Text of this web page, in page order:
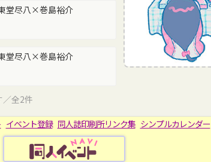
堂尽八×巻島裕介
堂尽八×巻島裕介
／全2件
イベント登録 同人誌印刷所リンク集 シンプルカレンダー